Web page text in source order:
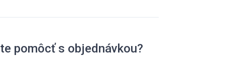
pomôcť s objednávkou?